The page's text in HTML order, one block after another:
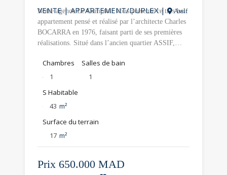
VENTE |APPARTEMENT/DUPLEX | Assif
Notre agence Le Comptoir vous présente ce très bel
appartement pensé et réalisé par l’architecte Charles
BOCARRA en 1976, faisant parti de ses premières
réalisations. Situé dans l’ancien quartier ASSIF,…
Chambres
1
Salles de bain
1
S Habitable
43 m²
Surface du terrain
17 m²
Prix 650.000 MAD